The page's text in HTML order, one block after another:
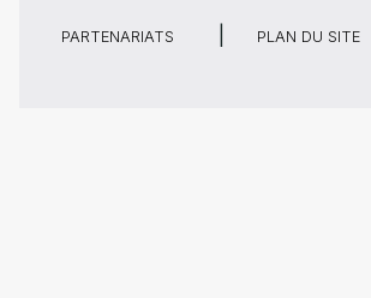
PARTENARIATS PLAN DU SITE